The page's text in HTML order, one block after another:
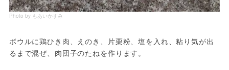
Photo by もあいかすみ
ボウルに鶏ひき肉、えのき、片栗粉、塩を入れ、粘り気が出
るまで混ぜ、肉団子のたねを作ります。